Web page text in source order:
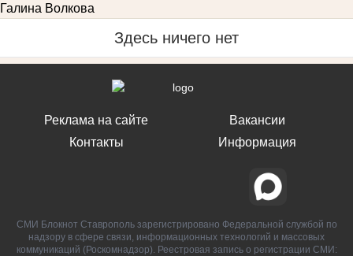
Галина Волкова
Здесь ничего нет
Реклама на сайте
Контакты
Вакансии
Информация
СМИ Блокнот Ставрополь зарегистрировано Федеральной службой по
надзору в сфере связи, информационных технологий и массовых
коммуникаций (Роскомнадзор). Реестровая запись о регистрации СМИ: